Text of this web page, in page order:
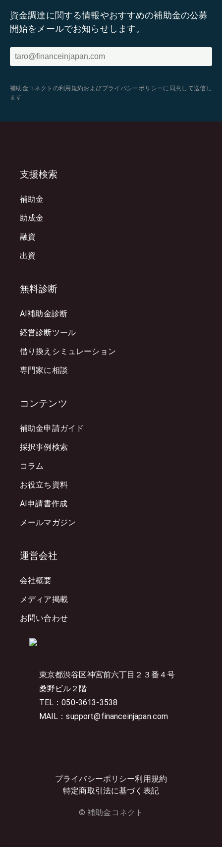
資金調達に関する情報やおすすめの補助金の公募
開始をメールでお知らせします。
補助金コネクトの利用規約およびプライバシーポリシーに同意して送信し
ます
東京都渋谷区神宮前六丁目２３番４号
桑野ビル２階
TEL：050-3613-3538
MAIL：support@financeinjapan.com
プライバシーポリシー利用規約
特定商取引法に基づく表記
© 補助金コネクト
支援検索
補助金
助成金
融資
出資
無料診断
AI補助金診断
経営診断ツール
借り換えシミュレーション
専門家に相談
コンテンツ
補助金申請ガイド
採択事例検索
コラム
お役立ち資料
AI申請書作成
メールマガジン
運営会社
会社概要
メディア掲載
お問い合わせ